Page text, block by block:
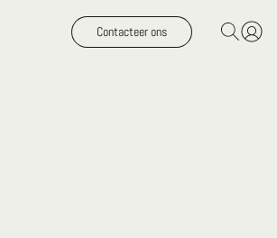
Contacteer ons